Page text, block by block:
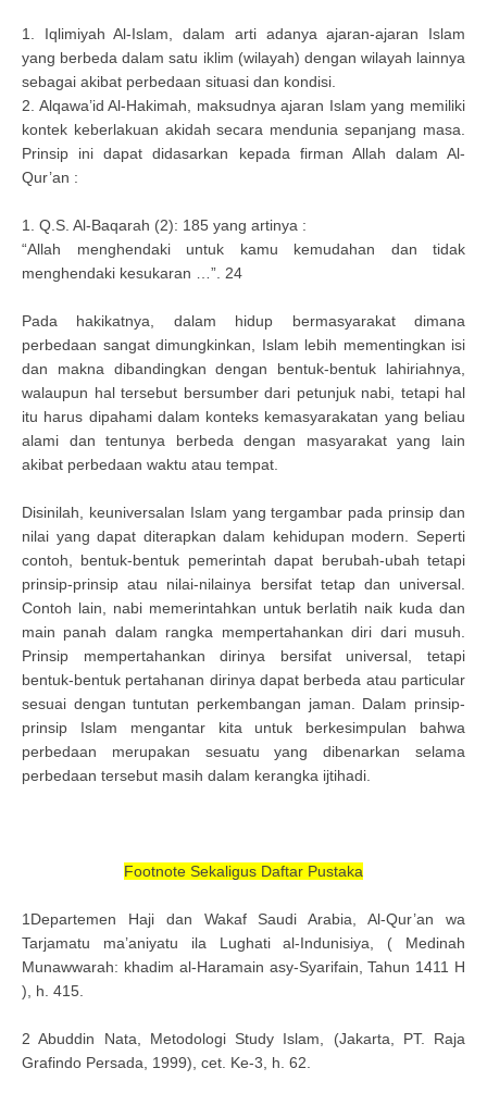
1. Iqlimiyah Al-Islam, dalam arti adanya ajaran-ajaran Islam
yang berbeda dalam satu iklim (wilayah) dengan wilayah lainnya
sebagai akibat perbedaan situasi dan kondisi.
2. Alqawa’id Al-Hakimah, maksudnya ajaran Islam yang memiliki
kontek keberlakuan akidah secara mendunia sepanjang masa.
Prinsip ini dapat didasarkan kepada firman Allah dalam Al-
Qur’an :
1. Q.S. Al-Baqarah (2): 185 yang artinya :
“Allah menghendaki untuk kamu kemudahan dan tidak
menghendaki kesukaran …”. 24
Pada hakikatnya, dalam hidup bermasyarakat dimana
perbedaan sangat dimungkinkan, Islam lebih mementingkan isi
dan makna dibandingkan dengan bentuk-bentuk lahiriahnya,
walaupun hal tersebut bersumber dari petunjuk nabi, tetapi hal
itu harus dipahami dalam konteks kemasyarakatan yang beliau
alami dan tentunya berbeda dengan masyarakat yang lain
akibat perbedaan waktu atau tempat.
Disinilah, keuniversalan Islam yang tergambar pada prinsip dan
nilai yang dapat diterapkan dalam kehidupan modern. Seperti
contoh, bentuk-bentuk pemerintah dapat berubah-ubah tetapi
prinsip-prinsip atau nilai-nilainya bersifat tetap dan universal.
Contoh lain, nabi memerintahkan untuk berlatih naik kuda dan
main panah dalam rangka mempertahankan diri dari musuh.
Prinsip mempertahankan dirinya bersifat universal, tetapi
bentuk-bentuk pertahanan dirinya dapat berbeda atau particular
sesuai dengan tuntutan perkembangan jaman. Dalam prinsip-
prinsip Islam mengantar kita untuk berkesimpulan bahwa
perbedaan merupakan sesuatu yang dibenarkan selama
perbedaan tersebut masih dalam kerangka ijtihadi.
Footnote Sekaligus Daftar Pustaka
1Departemen Haji dan Wakaf Saudi Arabia, Al-Qur’an wa
Tarjamatu ma’aniyatu ila Lughati al-Indunisiya, ( Medinah
Munawwarah: khadim al-Haramain asy-Syarifain, Tahun 1411 H
), h. 415.
2 Abuddin Nata, Metodologi Study Islam, (Jakarta, PT. Raja
Grafindo Persada, 1999), cet. Ke-3, h. 62.